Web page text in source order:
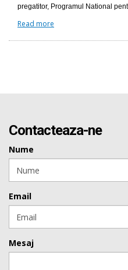
pregatitor, Programul National
Read more
Contacteaza-ne
Nume
Email
Mesaj